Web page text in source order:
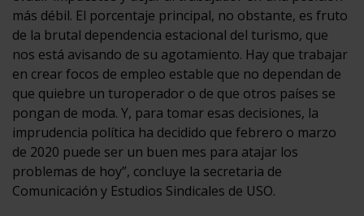
más débil. El porcentaje principal, no obstante, es fruto
de la brutal dependencia estacional del turismo, que
nos está avisando de su agotamiento. Hay que trabajar
en crear focos de empleo estable que no dependan de
que quiebre un turoperador o de que otros países se
pongan de moda. Y, para tomar esas decisiones, la
imprudencia política ha decidido que febrero o marzo
de 2020 puede ser un buen mes para atajar los
problemas de hoy”, concluye la secretaria de
Comunicación y Estudios Sindicales de USO.